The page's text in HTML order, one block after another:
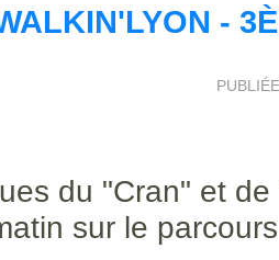
-
du "Cran" et
sur le